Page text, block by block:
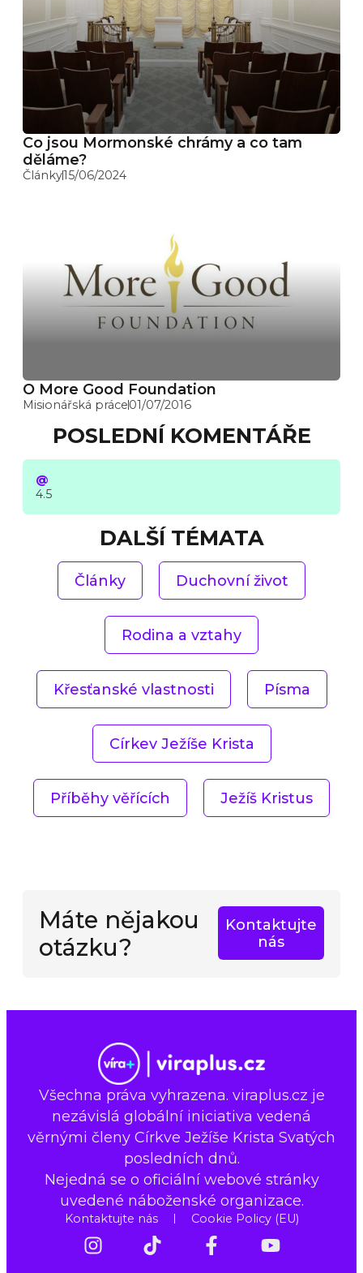
Co jsou Mormonské chrámy a co tam
děláme?
Články15/06/2024
O More Good Foundation
Misionářská práce01/07/2016
POSLEDNÍ KOMENTÁŘE
@
4.5
DALŠÍ TÉMATA
Články Duchovní život
Rodina a vztahy
Křesťanské vlastnosti Písma
Církev Ježíše Krista
Příběhy věřících Ježíš Kristus
Máte nějakou
otázku?
Kontaktujte
nás
Všechna práva vyhrazena. viraplus.cz je
nezávislá globální iniciativa vedená
věrnými členy Církve Ježíše Krista Svatých
posledních dnů.
Nejedná se o oficiální webové stránky
uvedené náboženské organizace.
Kontaktujte nás Cookie Policy (EU)